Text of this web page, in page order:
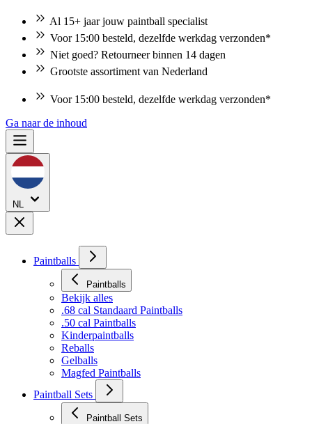
Al 15+ jaar jouw paintball specialist
Voor 15:00 besteld, dezelfde werkdag verzonden*
Niet goed? Retourneer binnen 14 dagen
Grootste assortiment van Nederland
Niet goed? Retourneer binnen 14 dagen
Ga naar de inhoud
NL
Paintballs
Paintballs
Bekijk alles
.68 cal Standaard Paintballs
.50 cal Paintballs
Kinderpaintballs
Reballs
Gelballs
Magfed Paintballs
Paintball Sets
Paintball Sets